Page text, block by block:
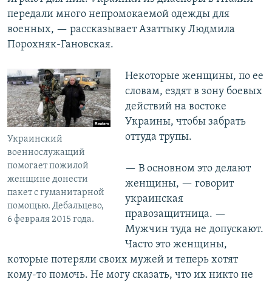
передали много непромокаемой одежды для
военных, — рассказывает Азаттыку Людмила
Порохняк-Гановская.
Украинский
военнослужащий
помогает пожилой
женщине донести
пакет с гуманитарной
помощью. Дебальцево,
6 февраля 2015 года.
Некоторые женщины, по ее
словам, ездят в зону боевых
действий на востоке
Украины, чтобы забрать
оттуда трупы.
— В основном это делают
женщины, — говорит
украинская
правозащитница. —
Мужчин туда не допускают.
Часто это женщины,
которые потеряли своих мужей и теперь хотят
кому-то помочь. Не могу сказать, что их никто не